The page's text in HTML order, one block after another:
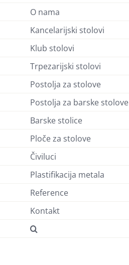
O nama
Kancelarijski stolovi
Klub stolovi
Trpezarijski stolovi
Postolja za stolove
Postolja za barske stolove
Barske stolice
Ploče za stolove
Čiviluci
Plastifikacija metala
Reference
Kontakt